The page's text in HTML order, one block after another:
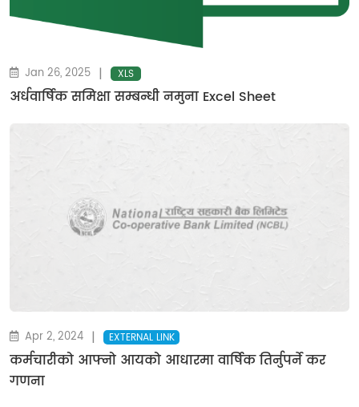
Jan 26, 2025 | XLS
अर्धवार्षिक समिक्षा सम्बन्धी नमुना Excel Sheet
Apr 2, 2024 | EXTERNAL LINK
कर्मचारीको आफ्नो आयको आधारमा वार्षिक तिर्नुपर्ने कर
गणना